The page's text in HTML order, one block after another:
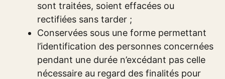
sont traitées, soient effacées ou
rectifiées sans tarder ;
Conservées sous une forme permettant
l’identification des personnes concernées
pendant une durée n’excédant pas celle
nécessaire au regard des finalités pour